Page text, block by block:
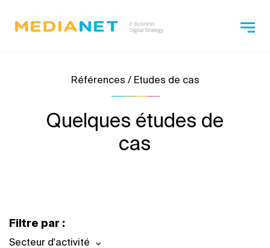
Références / Etudes de cas
Quelques études de
cas
Filtre par :
Secteur d'activité